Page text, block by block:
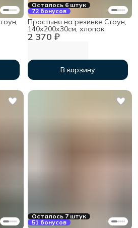
Осталось 6 штук
72 бонусов
2 370 ₽
Простыня на резинке Стоун,
140х200х30см, хлопок
В корзину
Осталось 7 штук
51 бонусов